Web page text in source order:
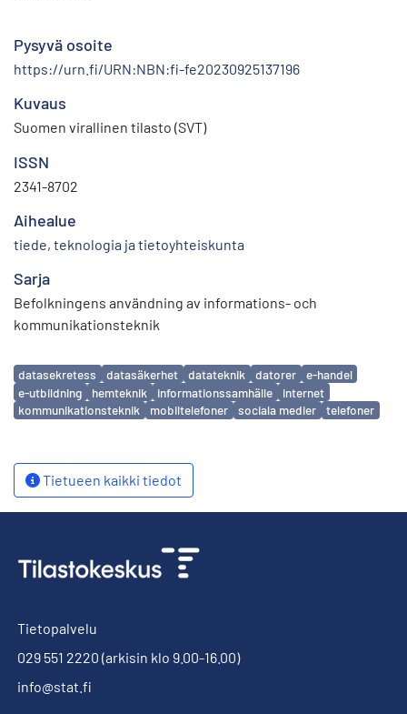
Pysyvä osoite
https://urn.fi/URN:NBN:fi-fe20230925137196
Kuvaus
Suomen virallinen tilasto (SVT)
ISSN
2341-8702
Aihealue
tiede, teknologia ja tietoyhteiskunta
Sarja
Befolkningens användning av informations- och
kommunikationsteknik
Avainsanat
datasekretess datasäkerhet datateknik datorer
e-handel
e-utbildning
hemteknik informationssamhälle
internet
kommunikationsteknik
mobiltelefoner sociala medier telefoner
Tietueen kaikki tiedot
Tietopalvelu
029 551 2220 (arkisin klo 9.00-16.00)
info@stat.fi